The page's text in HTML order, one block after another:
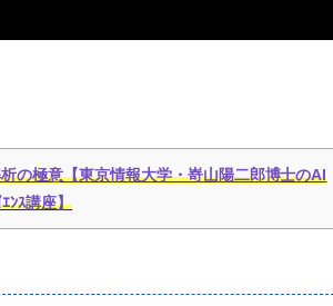
の極意【東京情報大学・嵜山陽二郎博士のAI
ｴﾝｽ講座】